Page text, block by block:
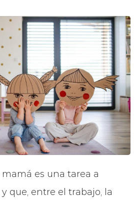
es una tarea a
que, entre el trabajo, la